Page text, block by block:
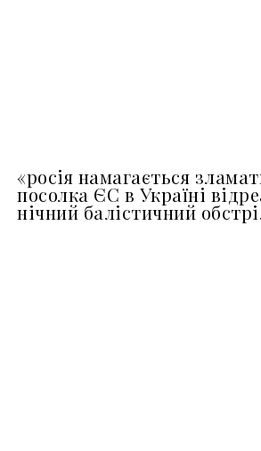
«росія намагається
посолка ЄС в Україні
нічний балістичний